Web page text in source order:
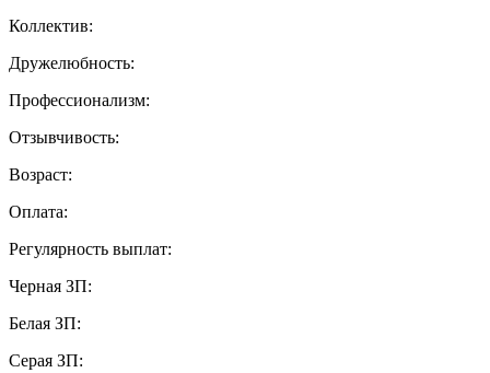
Коллектив:
Дружелюбность:
Профессионализм:
Отзывчивость:
Возраст:
Оплата:
Регулярность выплат:
Черная ЗП:
Белая ЗП:
Серая ЗП: